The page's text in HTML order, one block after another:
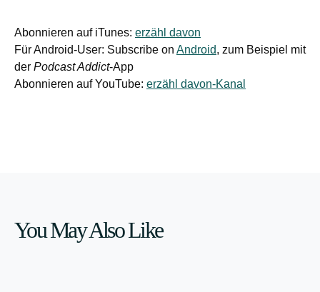
Abonnieren auf iTunes: erzähl davon
Für Android-User: Subscribe on Android, zum Beispiel mit
der Podcast Addict-App
Abonnieren auf YouTube: erzähl davon-Kanal
You May Also Like